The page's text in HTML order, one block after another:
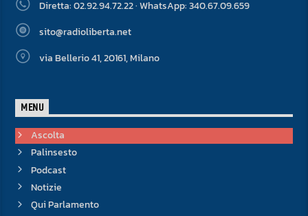
Diretta: 02.92.94.72.22 · WhatsApp: 340.67.09.659
sito@radioliberta.net
via Bellerio 41, 20161, Milano
MENU
Ascolta
Palinsesto
Podcast
Notizie
Qui Parlamento